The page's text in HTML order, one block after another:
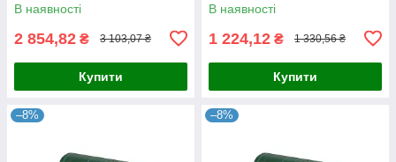
В наявності
2 854,82 ₴ 3 103,07 ₴
Купити
В наявності
1 224,12 ₴ 1 330,56 ₴
Купити
–8% –8%